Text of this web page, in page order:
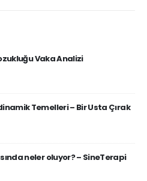
Vaka Analizi
Temelleri – Bir Usta Çırak
neler oluyor? – SineTerapi